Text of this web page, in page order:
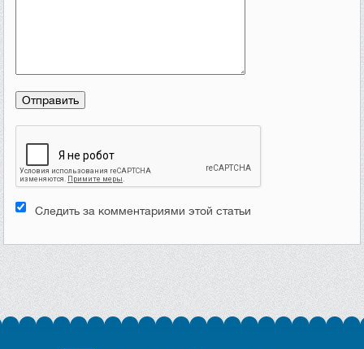
Следить за комментариями этой статьи